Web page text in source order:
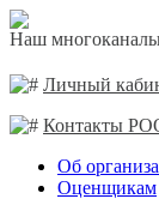
Наш
Личный
Контакты
Об
Оценщикам